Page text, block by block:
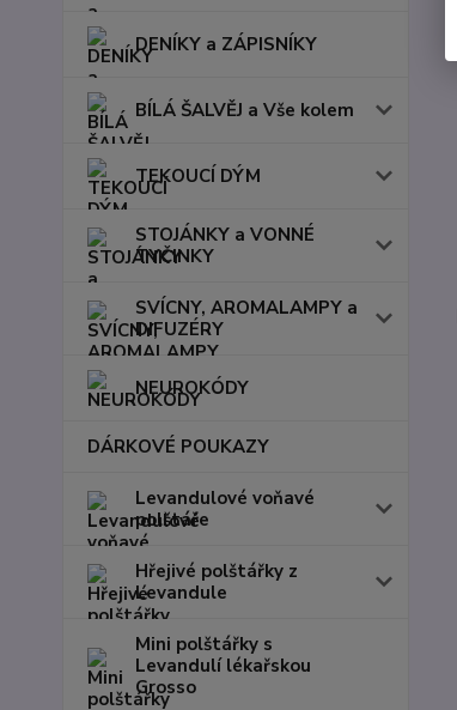
DENÍKY a ZÁPISNÍKY
BÍLÁ ŠALVĚJ a Vše kolem
TEKOUCÍ DÝM
STOJÁNKY a VONNÉ
TYČINKY
SVÍCNY, AROMALAMPY a
DIFUZÉRY
NEUROKÓDY
DÁRKOVÉ POUKAZY
Levandulové voňavé
polštáře
Hřejivé polštářky z
Levandule
Mini polštářky s
Levandulí lékařskou
Grosso